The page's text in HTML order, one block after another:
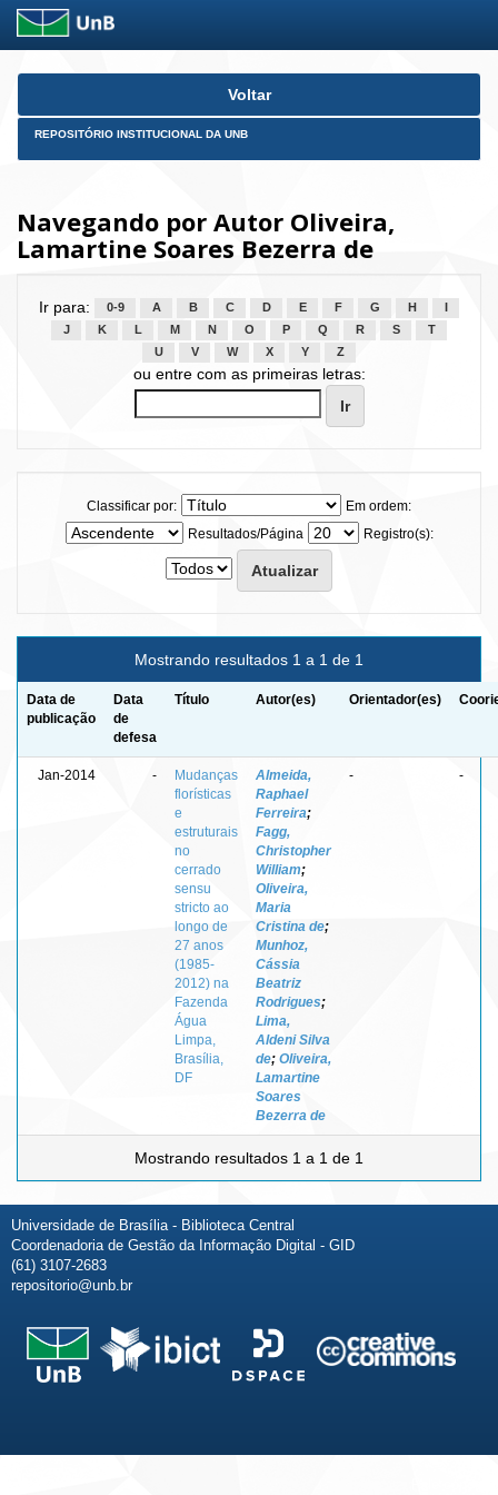
Skip
Voltar
REPOSITÓRIO INSTITUCIONAL DA UNB
Navegando por Autor Oliveira,
Lamartine Soares Bezerra de
Ir para: 0-9 A B C D E F G H
J
K L M N O P Q R S
T
U
V W X Y Z
ou entre com as primeiras letras:
Classificar por:
Em ordem:
Resultados/Página
Registro(s):
Mostrando resultados 1 a 1 de 1
Data de
publicação
Data
de
defesa
Título Autor(es) Orientador(es)
Jan-2014 -
Mudanças
florísticas
e
estruturais
no
cerrado
sensu
stricto ao
longo de
27 anos
(1985-
2012) na
Fazenda
Água
Limpa,
Brasília,
DF
Almeida,
Raphael
Ferreira;
Fagg,
Christopher
William;
Oliveira,
Maria
Cristina de;
Munhoz,
Cássia
Beatriz
Rodrigues;
Lima,
Aldeni Silva
de; Oliveira,
Lamartine
Soares
Bezerra de
- -
Mostrando resultados 1 a 1 de 1
Universidade de Brasília - Biblioteca Central
Coordenadoria de Gestão da Informação Digital - GID
(61) 3107-2683
repositorio@unb.br